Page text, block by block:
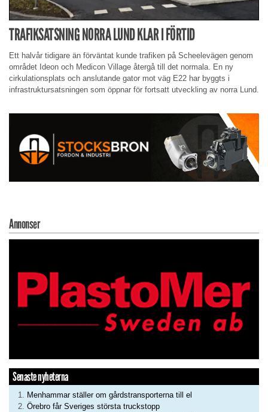
TRAFIKSATSNING NORRA LUND KLAR I FÖRTID
Ett halvår tidigare än förväntat kunde trafiken på Scheelevägen genom
området Ideon och Medicon Village återgå till det normala. En ny
cirkulationsplats och anslutande gator mot väg E22 har byggts i
infrastruktursatsningen som öppnar för fortsatt utveckling av norra Lund.
Annonser
Senaste nyheterna
Menhammar ställer om gårdstransporterna till el
Örebro får Sveriges största truckstopp